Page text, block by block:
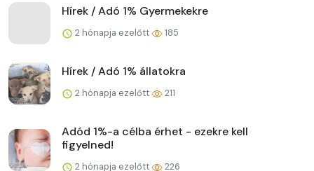
Hírek / Adó 1% Gyermekekre
2 hónapja ezelőtt 185
Hírek / Adó 1% állatokra
2 hónapja ezelőtt 211
Adód 1%-a célba érhet - ezekre kell
figyelned!
2 hónapja ezelőtt 226